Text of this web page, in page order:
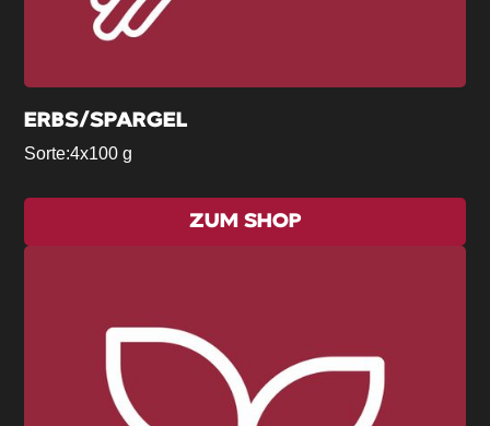
ERBS/SPARGEL
Sorte:4x100 g
ZUM SHOP